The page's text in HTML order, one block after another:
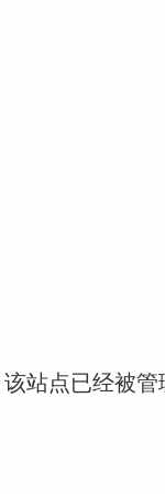
站点已经被